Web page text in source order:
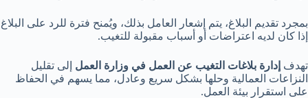
بمجرد تقديم البلاغ، يتم إشعار العامل بذلك، ويُمنح فترة للرد على البلاغ
إذا كان لديه اعتراضات أو أسباب مقبولة للتغيب.
تهدف إدارة بلاغات التغيب عن العمل في وزارة العمل إلى تقليل
النزاعات العمالية وحلها بشكل سريع وعادل، مما يسهم في الحفاظ
على استقرار بيئة العمل.